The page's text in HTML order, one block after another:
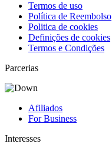
Termos de uso
Política de Reembolso
Politica de cookies
Definições de cookies
Termos e Condições
Parcerias
Afiliados
For Business
Interesses